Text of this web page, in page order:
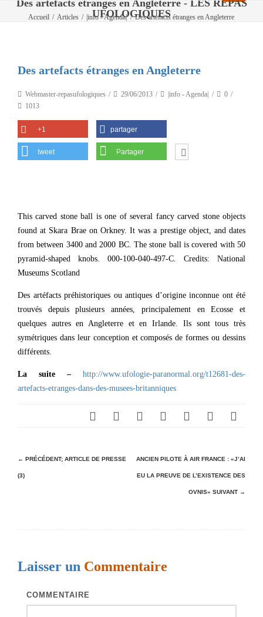
Des artefacts étranges en Angleterre - LES REPAS
UFOLOGIQUES
Accueil / Articles / |info - Agenda| / Des artefacts étranges en Angleterre
Des artefacts étranges en Angleterre
Webmaster-repasufologiques 29/06/2013 |info - Agenda|
0
1013
+1 partager
tweet Partager
This carved stone ball is one of several fancy carved stone objects
found at Skara Brae on Orkney. It was a prestige object, and dates
from between 3400 and 2000 BC. The stone ball is covered with 50
pyramid-shaped knobs. 000-100-040-497-C. Credits: National
Museums Scotland
Des artéfacts préhistoriques ou antiques d’origine inconnue ont été
trouvés depuis plusieurs années, principalement en Ecosse et
quelques autres en Angleterre et en Irlande. Ils sont tous très
symétriques dans leur conception et composés de formes ou dessins
différents.
La suite –
http://www.ufologie-paranormal.org/t12681-des-
artefacts-etranges-dans-des-musees-britanniques
N
a
t
← PRÉCÉDENT; ARTICLE DE PRESSE
(3)
ANCIEN PILOTE À AIR FRANCE : «J’AI
EU LA PREUVE DE L’EXISTENCE DES
OVNIS» SUIVANT →
Laisser un Commentaire
COMMENTAIRE